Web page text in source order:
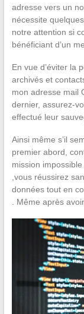
adresse vers un
nécessite
notre attention si
bénéficiant d’un
En vue d’éviter la
archivés et
mon adresse mail
dernier, assurez-
effectué leur
Ainsi même s’il
premier abord,
mission
,vous réussirez
données tout en
. Même après